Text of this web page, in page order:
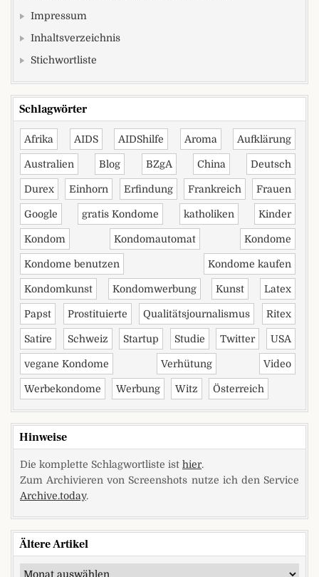
Impressum
Inhaltsverzeichnis
Stichwortliste
Schlagwörter
Afrika AIDS AIDShilfe Aroma Aufklärung
Australien Blog BZgA China Deutsch
Durex Einhorn Erfindung Frankreich Frauen
Google gratis Kondome katholiken Kinder
Kondom Kondomautomat Kondome
Kondome benutzen Kondome kaufen
Kondomkunst Kondomwerbung Kunst Latex
Papst Prostituierte Qualitätsjournalismus Ritex
Satire Schweiz Startup Studie Twitter USA
vegane Kondome Verhütung Video
Werbekondome Werbung Witz Österreich
Hinweise
Die komplette Schlagwortliste ist hier.
Zum Archivieren von Screenshots nutze ich den Service
Archive.today.
Ältere Artikel
Ältere Artikel